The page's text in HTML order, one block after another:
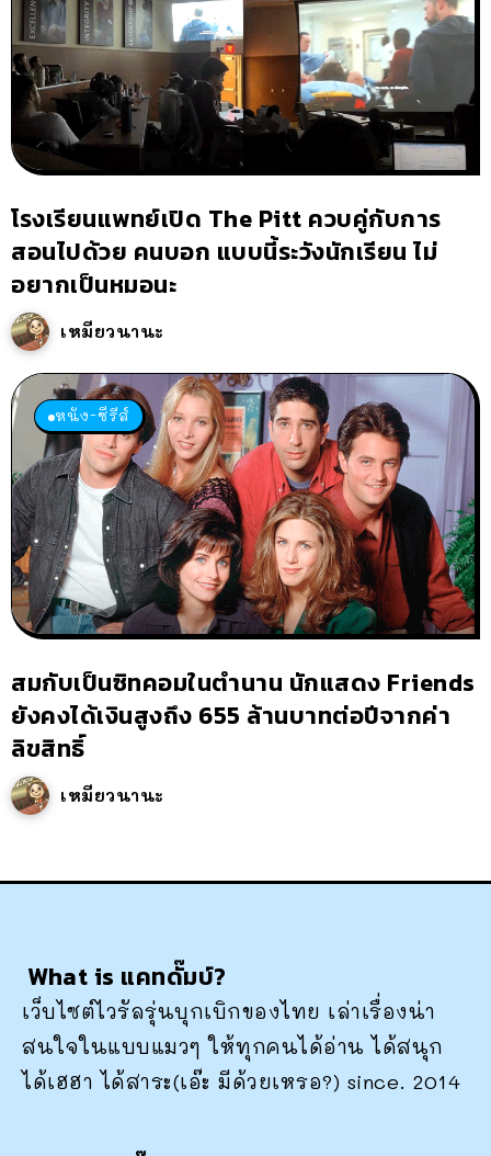
โรงเรียนแพทย์เปิด The Pitt ควบคู่กับการ
สอนไปด้วย คนบอก แบบนี้ระวังนักเรียน ไม่
อยากเป็นหมอนะ
เหมียวนานะ
หนัง-ซีรีส์
สมกับเป็นซิทคอมในตำนาน นักแสดง Friends
ยังคงได้เงินสูงถึง 655 ล้านบาทต่อปีจากค่า
ลิขสิทธิ์
เหมียวนานะ
What is แคทดั๊มบ์?
เว็บไซต์ไวรัลรุ่นบุกเบิกของไทย เล่าเรื่องน่า
สนใจในแบบแมวๆ ให้ทุกคนได้อ่าน ได้สนุก
ได้เฮฮา ได้สาระ(เอ๊ะ มีด้วยเหรอ?) since. 2014